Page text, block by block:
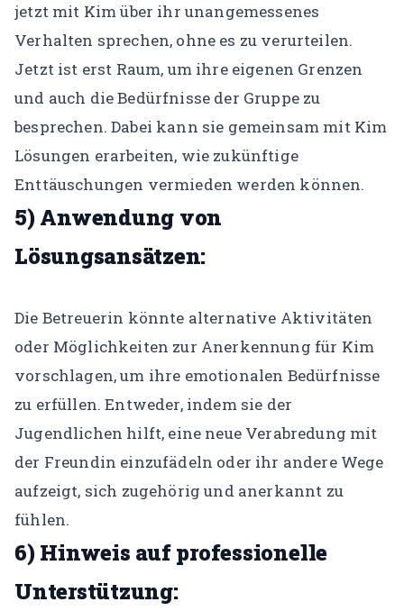
jetzt mit Kim über ihr unangemessenes
Verhalten sprechen, ohne es zu verurteilen.
Jetzt ist erst Raum, um ihre eigenen Grenzen
und auch die Bedürfnisse der Gruppe zu
besprechen. Dabei kann sie gemeinsam mit Kim
Lösungen erarbeiten, wie zukünftige
Enttäuschungen vermieden werden können.
5) Anwendung von
Lösungsansätzen:
Die Betreuerin könnte alternative Aktivitäten
oder Möglichkeiten zur Anerkennung für Kim
vorschlagen, um ihre emotionalen Bedürfnisse
zu erfüllen. Entweder, indem sie der
Jugendlichen hilft, eine neue Verabredung mit
der Freundin einzufädeln oder ihr andere Wege
aufzeigt, sich zugehörig und anerkannt zu
fühlen.
6) Hinweis auf professionelle
Unterstützung: